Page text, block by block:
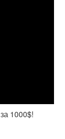
1000$!